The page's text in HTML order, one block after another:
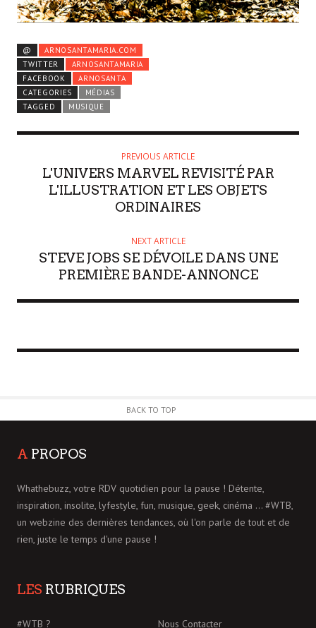
@
ARNOSANTAMARIA.COM
TWITTER
ARNOSANTAMARIA
FACEBOOK
ARNOSANTA
CATEGORIES
MÉDIAS
TAGGED
MUSIQUE
PREVIOUS ARTICLE
L'UNIVERS MARVEL REVISITÉ PAR
L'ILLUSTRATION ET LES OBJETS
ORDINAIRES
NEXT ARTICLE
STEVE JOBS SE DÉVOILE DANS UNE
PREMIÈRE BANDE-ANNONCE
BACK TO TOP
A PROPOS
Whathebuzz, votre RDV quotidien pour la pause ! Détente,
inspiration, insolite, lyfestyle, fun, musique, geek, cinéma ... #WTB,
un webzine des dernières tendances, où l'on parle de tout et de
rien, juste le temps d'une pause !
LES RUBRIQUES
#WTB ? Nous Contacter